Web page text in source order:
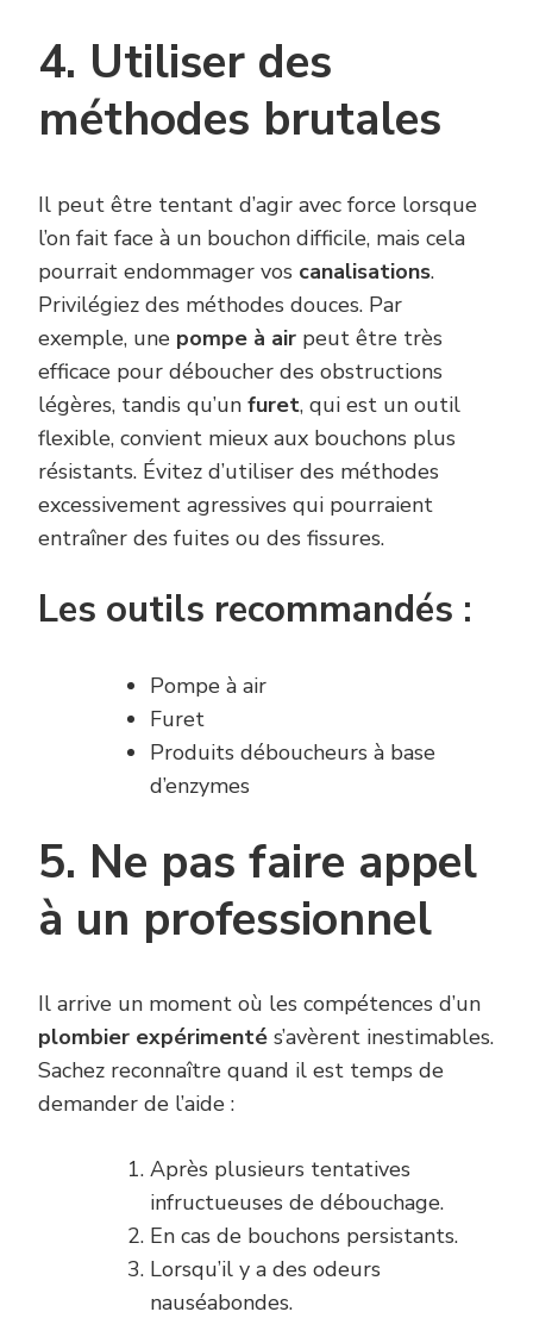
4. Utiliser des
méthodes brutales
Il peut être tentant d’agir avec force lorsque
l’on fait face à un bouchon difficile, mais cela
pourrait endommager vos canalisations.
Privilégiez des méthodes douces. Par
exemple, une pompe à air peut être très
efficace pour déboucher des obstructions
légères, tandis qu’un furet, qui est un outil
flexible, convient mieux aux bouchons plus
résistants. Évitez d’utiliser des méthodes
excessivement agressives qui pourraient
entraîner des fuites ou des fissures.
Les outils recommandés :
Pompe à air
Furet
Produits déboucheurs à base
d’enzymes
5. Ne pas faire appel
à un professionnel
Il arrive un moment où les compétences d’un
plombier expérimenté s’avèrent inestimables.
Sachez reconnaître quand il est temps de
demander de l’aide :
Après plusieurs tentatives
infructueuses de débouchage.
En cas de bouchons persistants.
Lorsqu’il y a des odeurs
nauséabondes.